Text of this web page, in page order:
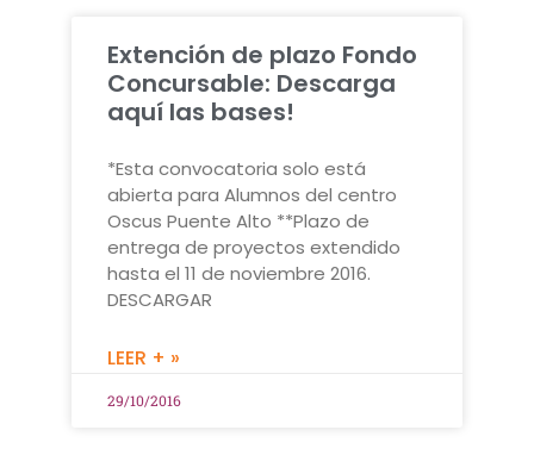
Extención de plazo Fondo
Concursable: Descarga
aquí las bases!
*Esta convocatoria solo está
abierta para Alumnos del centro
Oscus Puente Alto **Plazo de
entrega de proyectos extendido
hasta el 11 de noviembre 2016.
DESCARGAR
LEER + »
29/10/2016